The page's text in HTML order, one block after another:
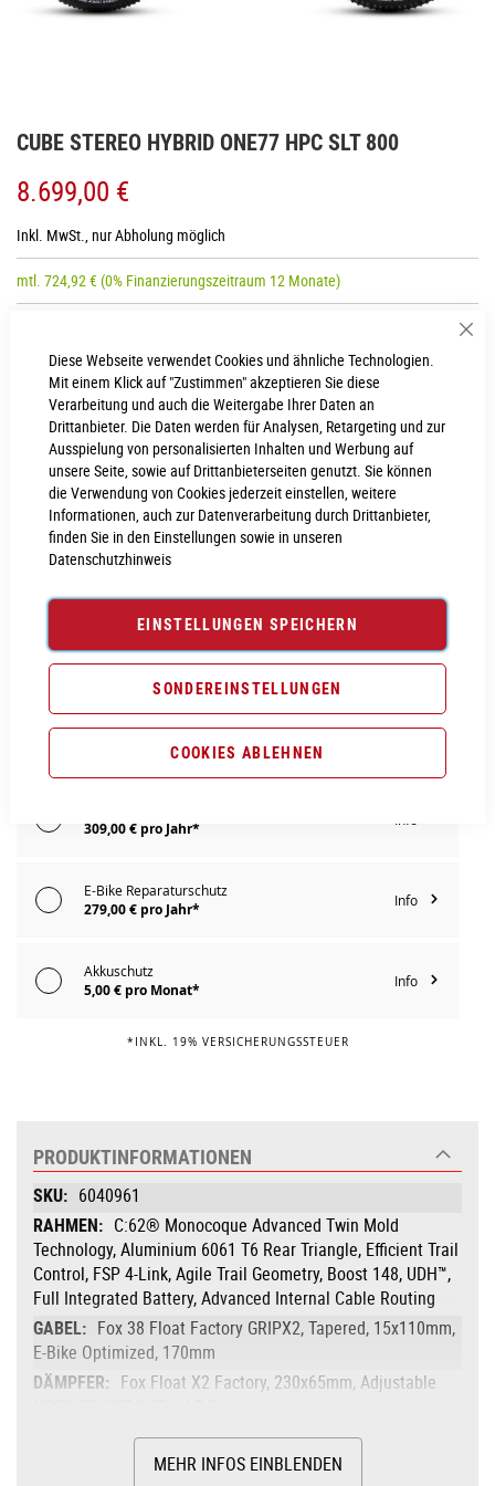
Diese Webseite verwendet Cookies und ähnliche Technologien.
Mit einem Klick auf "Zustimmen" akzeptieren Sie diese
Verarbeitung und auch die Weitergabe Ihrer Daten an
Drittanbieter. Die Daten werden für Analysen, Retargeting und zur
Ausspielung von personalisierten Inhalten und Werbung auf
unsere Seite, sowie auf Drittanbieterseiten genutzt. Sie können
die Verwendung von Cookies jederzeit einstellen, weitere
Informationen, auch zur Datenverarbeitung durch Drittanbieter,
finden Sie in den Einstellungen sowie in unseren
Datenschutzhinweis
EINSTELLUNGEN SPEICHERN
SONDEREINSTELLUNGEN
COOKIES ABLEHNEN
Anfang
Bildgalerie
CUBE STEREO HYBRID ONE77 HPC SLT 800
8.699,00 €
Inkl. MwSt., nur Abholung möglich
mtl. 724,92€(0% Finanzierungszeitraum 12 Monate)
RAHMENHÖHE
S L
IN DEN WARENKORB
PROBEFAHRT VEREINBAREN
Vergleichsliste:hinzufügen|ansehen
Extra Schutz? Jetzt Tarife entdecken!
309,00 € pro Jahr*
E-Bike Reparaturschutz
279,00 € pro Jahr*
Info
Akkuschutz
5,00 € pro Monat*
Info
*INKL. 19% VERSICHERUNGSSTEUER
PRODUKTINFORMATIONEN
Produktinformationen
6040961
C:62® Monocoque Advanced Twin Mold
Technology, Aluminium 6061 T6 Rear Triangle, Efficient Trail
Control, FSP 4-Link, Agile Trail Geometry, Boost 148, UDH™,
Full Integrated Battery, Advanced Internal Cable Routing
Fox 38 Float Factory GRIPX2, Tapered, 15x110mm,
E-Bike Optimized, 170mm
Fox Float X2 Factory, 230x65mm, Adjustable
Bosch Drive Unit Performance Line CX-R 100Nm
MEHR INFOS EINBLENDEN